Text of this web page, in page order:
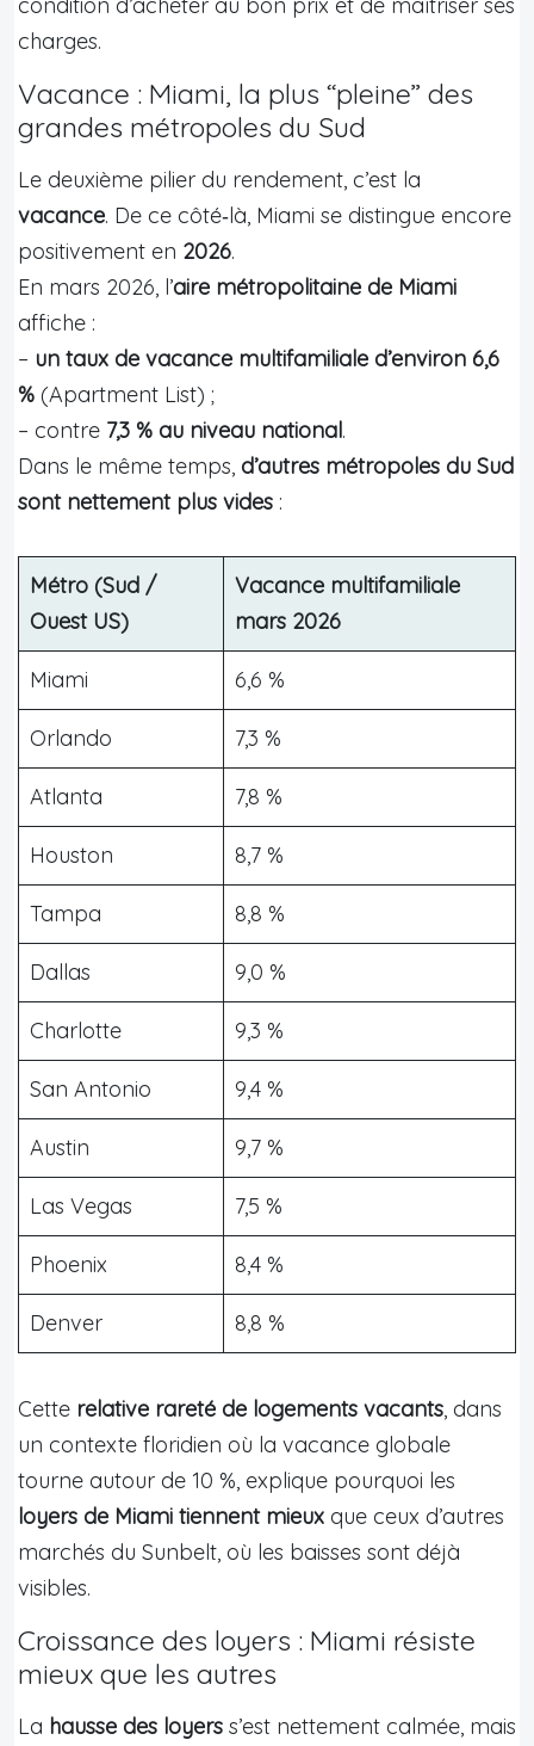
charges.
Vacance : Miami, la plus “pleine” des
grandes métropoles du Sud
Le deuxième pilier du rendement, c’est la
vacance. De ce côté‑là, Miami se distingue encore
positivement en 2026.
En mars 2026, l’aire métropolitaine de Miami
affiche :
– un taux de vacance multifamiliale d’environ 6,6
% (Apartment List) ;
– contre 7,3 % au niveau national.
Dans le même temps, d’autres métropoles du Sud
sont nettement plus vides :
Métro (Sud /
Ouest US)
Vacance multifamiliale
mars 2026
Miami 6,6 %
Orlando 7,3 %
Atlanta 7,8 %
Houston 8,7 %
Tampa 8,8 %
Dallas 9,0 %
Charlotte 9,3 %
San Antonio 9,4 %
Austin 9,7 %
Las Vegas 7,5 %
Phoenix 8,4 %
Denver 8,8 %
Cette relative rareté de logements vacants, dans
un contexte floridien où la vacance globale
tourne autour de 10 %, explique pourquoi les
loyers de Miami tiennent mieux que ceux d’autres
marchés du Sunbelt, où les baisses sont déjà
visibles.
Croissance des loyers : Miami résiste
mieux que les autres
La hausse des loyers s’est nettement calmée, mais